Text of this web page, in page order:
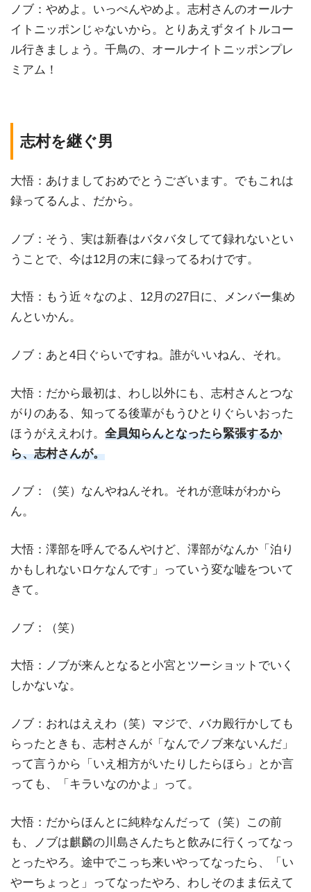
ノブ：やめよ。いっぺんやめよ。志村さんのオールナ
イトニッポンじゃないから。とりあえずタイトルコー
ル行きましょう。千鳥の、オールナイトニッポンプレ
ミアム！
志村を継ぐ男
大悟：あけましておめでとうございます。でもこれは
録ってるんよ、だから。
ノブ：そう、実は新春はバタバタしてて録れないとい
うことで、今は12月の末に録ってるわけです。
大悟：もう近々なのよ、12月の27日に、メンバー集め
んといかん。
ノブ：あと4日ぐらいですね。誰がいいねん、それ。
大悟：だから最初は、わし以外にも、志村さんとつな
がりのある、知ってる後輩がもうひとりぐらいおった
ほうがええわけ。 全員知らんとなったら緊張するか
ら、志村さんが。
ノブ：（笑）なんやねんそれ。それが意味がわから
ん。
大悟：澤部を呼んでるんやけど、澤部がなんか「泊り
かもしれないロケなんです」っていう変な嘘をついて
きて。
ノブ：（笑）
大悟：ノブが来んとなると小宮とツーショットでいく
しかないな。
ノブ：おれはええわ（笑）マジで、バカ殿行かしても
らったときも、志村さんが「なんでノブ来ないんだ」
って言うから「いえ相方がいたりしたらほら」とか言
っても、「キラいなのかよ」って。
大悟：だからほんとに純粋なんだって（笑）この前
も、ノブは麒麟の川島さんたちと飲みに行くってなっ
とったやろ。途中でこっち来いやってなったら、「い
やーちょっと」ってなったやろ、わしそのまま伝えて